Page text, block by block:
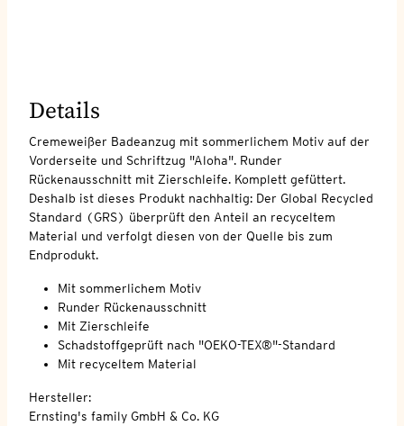
Details
Cremeweißer Badeanzug mit sommerlichem Motiv auf der
Vorderseite und Schriftzug "Aloha". Runder
Rückenausschnitt mit Zierschleife. Komplett gefüttert.
Deshalb ist dieses Produkt nachhaltig: Der Global Recycled
Standard (GRS) überprüft den Anteil an recyceltem
Material und verfolgt diesen von der Quelle bis zum
Endprodukt.
Mit sommerlichem Motiv
Runder Rückenausschnitt
Mit Zierschleife
Schadstoffgeprüft nach "OEKO-TEX®"-Standard
Mit recyceltem Material
Hersteller:
Ernsting's family GmbH & Co. KG